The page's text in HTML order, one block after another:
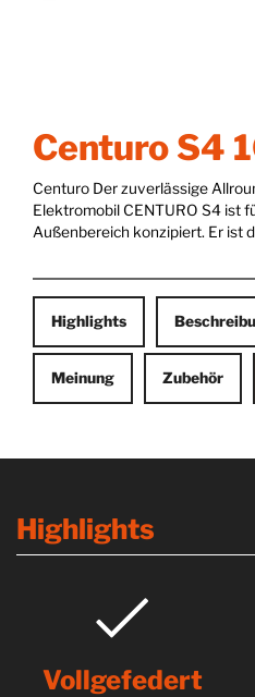
Centuro S4
Centuro Der zuverlässige
Elektromobil CENTURO S4 ist
Außenbereich konzipiert. Er ist
Highlights
Meinung Zubehör
Highlights
Vollgefedert